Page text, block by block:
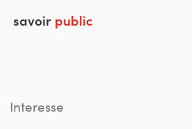
savoir public
Interesse